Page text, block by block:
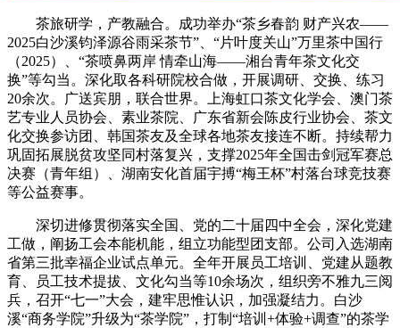
茶旅研学，产教融合。成功举办“茶乡春韵 财产兴农——
2025白沙溪钧泽源谷雨采茶节”、“片叶度关山”万里茶中国行
（2025）、“茶喷鼻两岸 情牵山海——湘台青年茶文化交
换”等勾当。深化取各科研院校合做，开展调研、交换、练习
20余次。广送宾朋，联合世界。上海虹口茶文化学会、澳门茶
艺专业人员协会、素业茶院、广东省新会陈皮行业协会、茶文
化交换参访团、韩国茶友及全球各地茶友接连不断。持续帮力
巩固拓展脱贫攻坚同村落复兴，支撑2025年全国击剑冠军赛总
决赛（青年组）、湖南安化首届宇搏“梅王杯”村落台球竞技赛
等公益赛事。
深切进修贯彻落实全国、党的二十届四中全会，深化党建
工做，阐扬工会本能机能，组立功能型团支部。公司入选湖南
省第三批幸福企业试点单元。全年开展员工培训、党建从题教
育、员工技术提拔、文化勾当等10余场次，组织旁不雅九三阅
兵，召开“七一”大会，建牢思惟认识，加强凝结力。白沙
溪“商务学院”升级为“茶学院”，打制“培训+体验+调查”的茶学